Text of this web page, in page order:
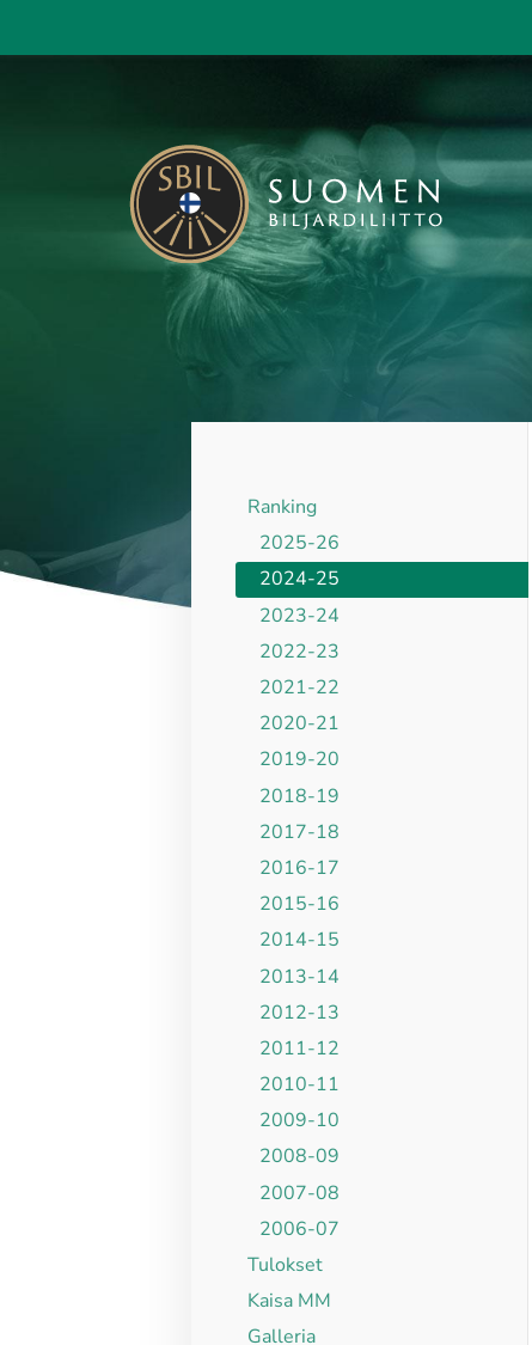
sivun
KAISA - Suomen Biljardiliitto ry
Ranking
2025-26
2024-25
2023-24
2022-23
2021-22
2020-21
2019-20
2018-19
2017-18
2016-17
2015-16
2014-15
2013-14
2012-13
2011-12
2010-11
2009-10
2008-09
2007-08
2006-07
Tulokset
Kaisa MM
Galleria